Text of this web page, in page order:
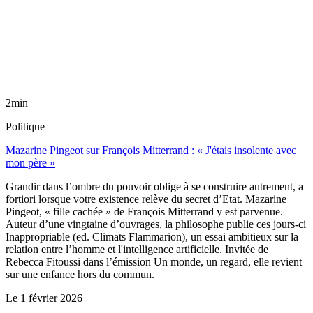
2min
Politique
Mazarine Pingeot sur François Mitterrand : « J'étais insolente avec
mon père »
Grandir dans l’ombre du pouvoir oblige à se construire autrement, a
fortiori lorsque votre existence relève du secret d’Etat. Mazarine
Pingeot, « fille cachée » de François Mitterrand y est parvenue.
Auteur d’une vingtaine d’ouvrages, la philosophe publie ces jours-ci
Inappropriable (ed. Climats Flammarion), un essai ambitieux sur la
relation entre l’homme et l'intelligence artificielle. Invitée de
Rebecca Fitoussi dans l’émission Un monde, un regard, elle revient
sur une enfance hors du commun.
Le 1 février 2026